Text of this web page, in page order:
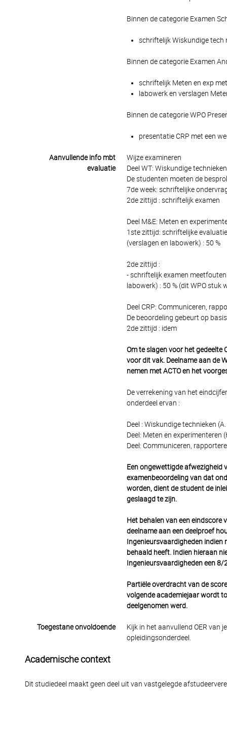
Binnen de categorie Examen
schriftelijk Wiskundige tech
Binnen de categorie Examen
schriftelijk Meten en exp
labowerk en verslagen
Binnen de categorie WPO
presentatie CRP met een
Aanvullende info mbt
evaluatie
Wijze examineren
Deel WT: Wiskundige
De studenten moeten de
7de week: schriftelijke
2de zittijd : schriftelijk examen
Deel M&E: Meten en
1ste zittijd: schriftelijke
(verslagen en labowerk) : 50 %
2de zittijd :
- schriftelijk examen
labowerk) : 50 % (dit WPO
Deel CRP: Communiceren,
De beoordeling gebeurt op
2de zittijd : idem
Om te slagen voor het gedeelte
voor dit vak. Deelname aan de
nemen met ACTO en het
De verrekening van het
onderdeel ervan :
Deel : Wiskundige technieken
Deel: Meten en experimenteren
Deel: Communiceren,
Een ongewettigde afwezigheid
examenbeoordeling van dat
worden, dient de student de
geslaagd te zijn.
Het behalen van een eindscore
deelname aan een deelproef
Ingenieursvaardigheden indien
behaald heeft.Indien hieraan
Ingenieursvaardigheden een 8/
Partiële overdracht van de
volgende academiejaar wordt
deelgenomen werd.
Toegestane onvoldoende
Kijk in het aanvullend OER van
opleidingsonderdeel.
Academische context
Dit studiedeel maakt geen deel uit van vastgelegde